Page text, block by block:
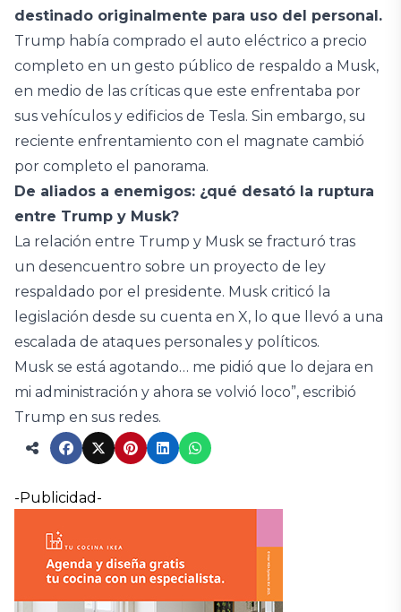
destinado originalmente para uso del personal.
Trump había comprado el auto eléctrico a precio
completo en un gesto público de respaldo a Musk,
en medio de las críticas que este enfrentaba por
sus vehículos y edificios de Tesla. Sin embargo, su
reciente enfrentamiento con el magnate cambió
por completo el panorama.
De aliados a enemigos: ¿qué desató la ruptura
entre Trump y Musk?
La relación entre Trump y Musk se fracturó tras
un desencuentro sobre un proyecto de ley
respaldado por el presidente. Musk criticó la
legislación desde su cuenta en X, lo que llevó a una
escalada de ataques personales y políticos.
Musk se está agotando… me pidió que lo dejara en
mi administración y ahora se volvió loco”, escribió
Trump en sus redes.
-Publicidad-